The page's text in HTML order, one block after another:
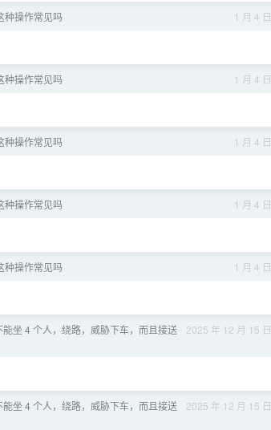
1 月 4 日
种操作常见吗
1 月 4 日
种操作常见吗
1 月 4 日
种操作常见吗
1 月 4 日
种操作常见吗
1 月 4 日
种操作常见吗
2025 年 12 月 15 日
坐 4 个人，绕路，威胁下车，而且接送
2025 年 12 月 15 日
坐 4 个人，绕路，威胁下车，而且接送